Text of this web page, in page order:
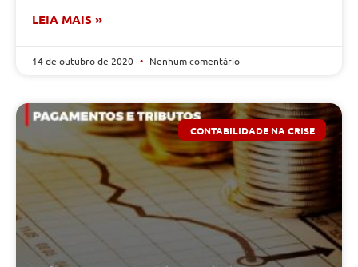
LEIA MAIS »
14 de outubro de 2020 Nenhum comentário
CONTABILIDADE NA CRISE